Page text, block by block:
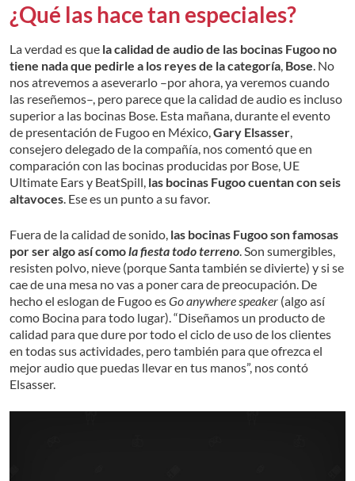
¿Qué las hace tan especiales?
La verdad es que la calidad de audio de las bocinas Fugoo no
tiene nada que pedirle a los reyes de la categoría, Bose. No
nos atrevemos a aseverarlo –por ahora, ya veremos cuando
las reseñemos–, pero parece que la calidad de audio es incluso
superior a las bocinas Bose. Esta mañana, durante el evento
de presentación de Fugoo en México,Gary Elsasser,
consejero delegado de la compañía, nos comentó que en
comparación con las bocinas producidas por Bose, UE
Ultimate Ears y BeatSpill, las bocinas Fugoo cuentan con seis
altavoces. Ese es un punto a su favor.
Fuera de la calidad de sonido, las bocinas Fugoo son famosas
por ser algo así comola fiesta todo terreno. Son sumergibles,
resisten polvo, nieve (porque Santa también se divierte) y si se
cae de una mesa no vas a poner cara de preocupación. De
hecho el eslogan de Fugoo esGo anywhere speaker (algo así
como Bocina para todo lugar). “Diseñamos un producto de
calidad para que dure por todo el ciclo de uso de los clientes
en todas sus actividades, pero también para que ofrezca el
mejor audio que puedas llevar en tus manos”, nos contó
Elsasser.